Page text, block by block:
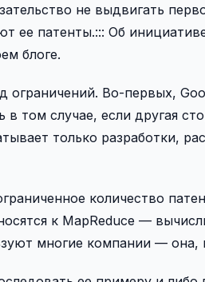
не выдвигать
ее патенты.::: Об
блоге.
ограничений. Во-первых,
том случае, если другая
только разработки,
количество
к MapReduce —
многие компании — она,